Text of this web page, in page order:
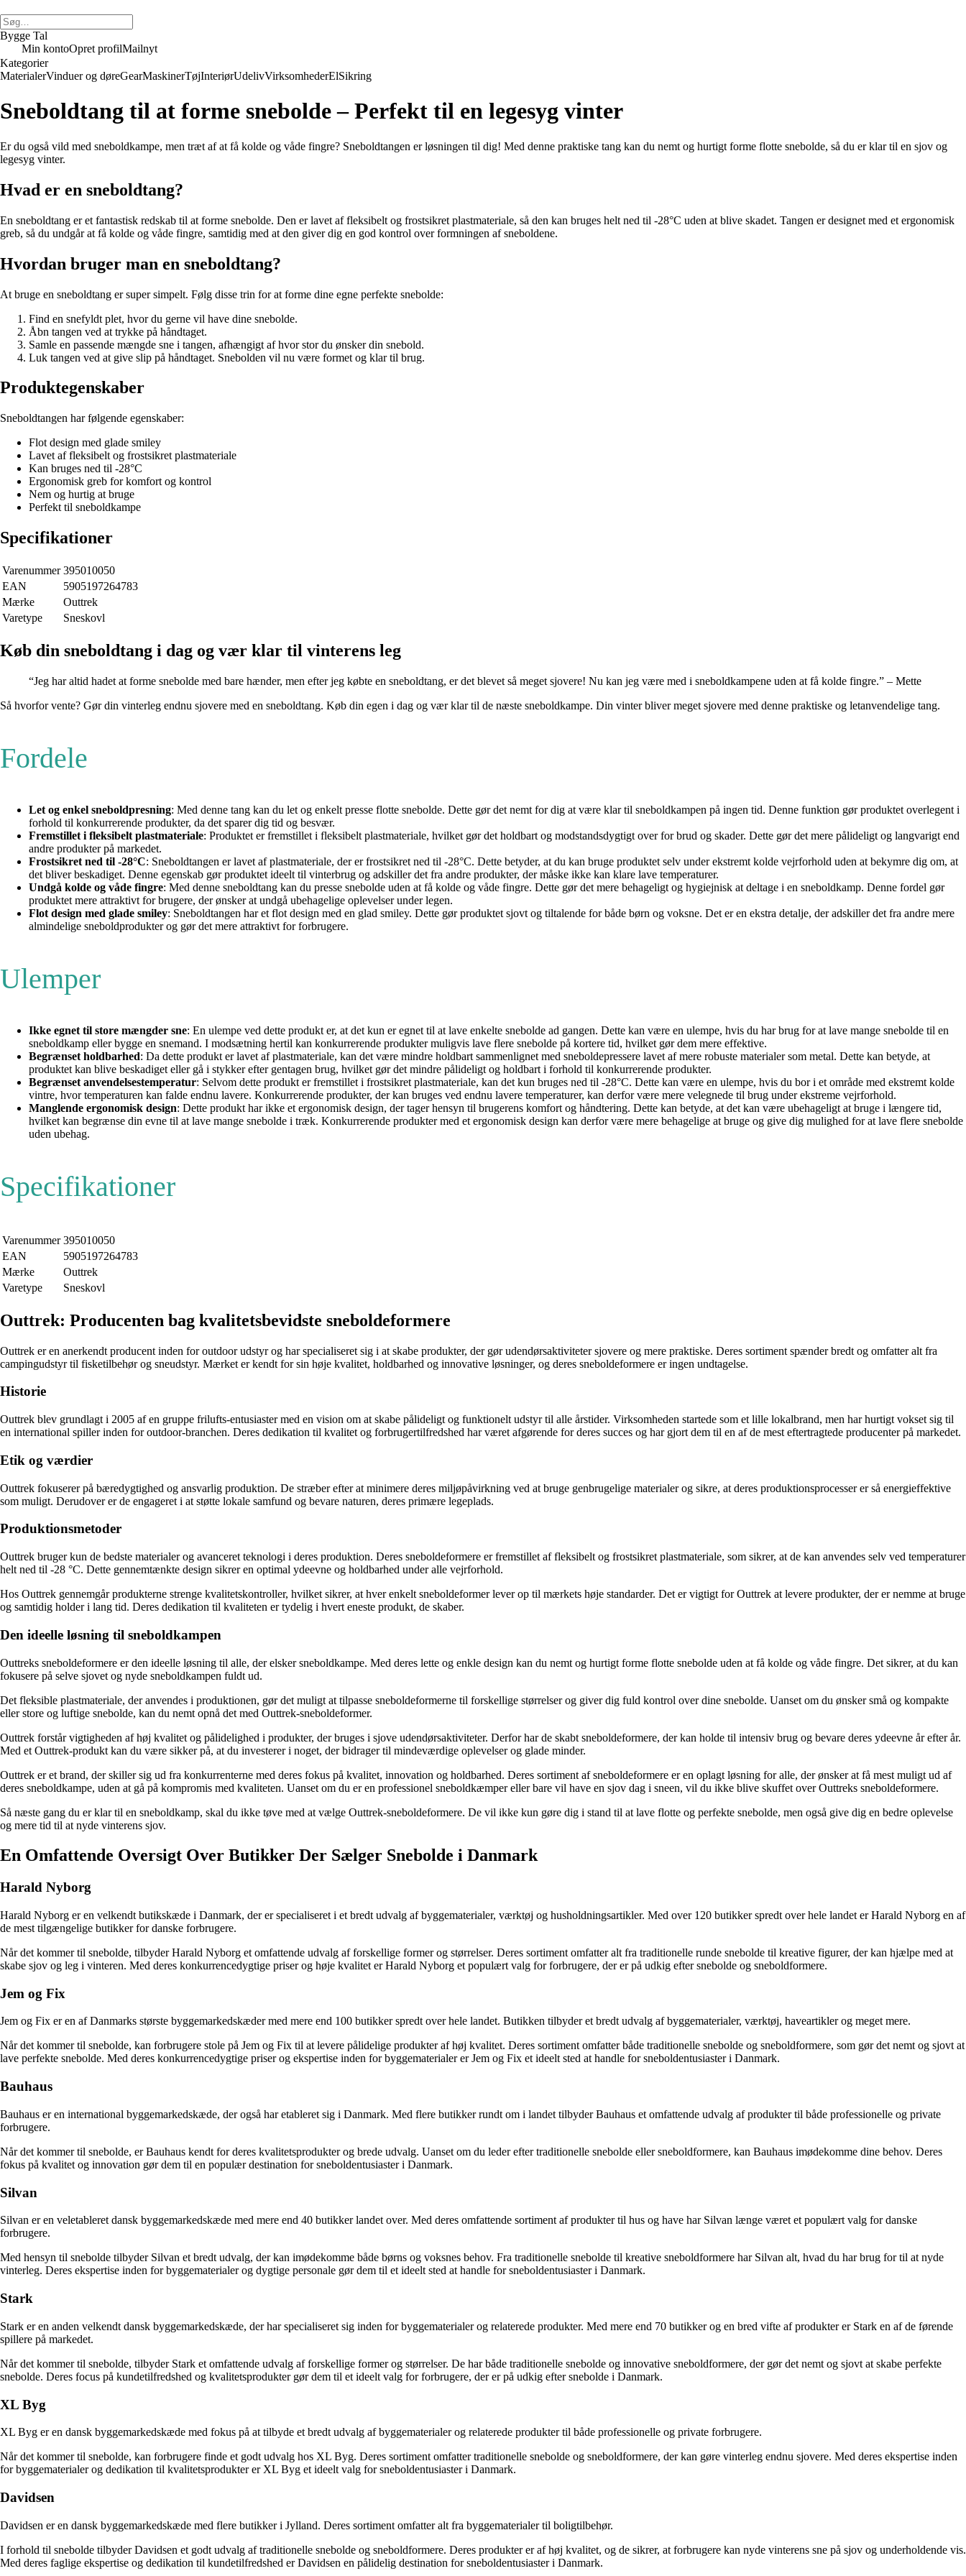
Bygge Tal
Min kontoOpret profilMailnyt
Kategorier
MaterialerVinduer og døreGearMaskinerTøjInteriørUdelivVirksomhederElSikring
Sneboldtang til at forme snebolde – Perfekt til en legesyg vinter
Er du også vild med sneboldkampe, men træt af at få kolde og våde fingre? Sneboldtangen er løsningen til dig! Med denne praktiske tang kan du nemt og hurtigt forme flotte snebolde, så du er klar til en sjov og
legesyg vinter.
Hvad er en sneboldtang?
En sneboldtang er et fantastisk redskab til at forme snebolde. Den er lavet af fleksibelt og frostsikret plastmateriale, så den kan bruges helt ned til -28°C uden at blive skadet. Tangen er designet med et ergonomisk
greb, så du undgår at få kolde og våde fingre, samtidig med at den giver dig en god kontrol over formningen af sneboldene.
Hvordan bruger man en sneboldtang?
At bruge en sneboldtang er super simpelt. Følg disse trin for at forme dine egne perfekte snebolde:
Find en snefyldt plet, hvor du gerne vil have dine snebolde.
Åbn tangen ved at trykke på håndtaget.
Samle en passende mængde sne i tangen, afhængigt af hvor stor du ønsker din snebold.
Luk tangen ved at give slip på håndtaget. Snebolden vil nu være formet og klar til brug.
Produktegenskaber
Sneboldtangen har følgende egenskaber:
Flot design med glade smiley
Lavet af fleksibelt og frostsikret plastmateriale
Kan bruges ned til -28°C
Ergonomisk greb for komfort og kontrol
Nem og hurtig at bruge
Perfekt til sneboldkampe
Specifikationer
Varenummer 395010050
EAN
5905197264783
Mærke
Outtrek
Varetype
Sneskovl
Køb din sneboldtang i dag og vær klar til vinterens leg
“Jeg har altid hadet at forme snebolde med bare hænder, men efter jeg købte en sneboldtang, er det blevet så meget sjovere! Nu kan jeg være med i sneboldkampene uden at få kolde fingre.” – Mette
Så hvorfor vente? Gør din vinterleg endnu sjovere med en sneboldtang. Køb din egen i dag og vær klar til de næste sneboldkampe. Din vinter bliver meget sjovere med denne praktiske og letanvendelige tang.
Fordele
Let og enkel sneboldpresning: Med denne tang kan du let og enkelt presse flotte snebolde. Dette gør det nemt for dig at være klar til sneboldkampen på ingen tid. Denne funktion gør produktet overlegent i
forhold til konkurrerende produkter, da det sparer dig tid og besvær.
Fremstillet i fleksibelt plastmateriale: Produktet er fremstillet i fleksibelt plastmateriale, hvilket gør det holdbart og modstandsdygtigt over for brud og skader. Dette gør det mere pålideligt og langvarigt end
andre produkter på markedet.
Frostsikret ned til -28°C: Sneboldtangen er lavet af plastmateriale, der er frostsikret ned til -28°C. Dette betyder, at du kan bruge produktet selv under ekstremt kolde vejrforhold uden at bekymre dig om, at
det bliver beskadiget. Denne egenskab gør produktet ideelt til vinterbrug og adskiller det fra andre produkter, der måske ikke kan klare lave temperaturer.
Undgå kolde og våde fingre: Med denne sneboldtang kan du presse snebolde uden at få kolde og våde fingre. Dette gør det mere behageligt og hygiejnisk at deltage i en sneboldkamp. Denne fordel gør
produktet mere attraktivt for brugere, der ønsker at undgå ubehagelige oplevelser under legen.
Flot design med glade smiley: Sneboldtangen har et flot design med en glad smiley. Dette gør produktet sjovt og tiltalende for både børn og voksne. Det er en ekstra detalje, der adskiller det fra andre mere
almindelige sneboldprodukter og gør det mere attraktivt for forbrugere.
Ulemper
Ikke egnet til store mængder sne: En ulempe ved dette produkt er, at det kun er egnet til at lave enkelte snebolde ad gangen. Dette kan være en ulempe, hvis du har brug for at lave mange snebolde til en
sneboldkamp eller bygge en snemand. I modsætning hertil kan konkurrerende produkter muligvis lave flere snebolde på kortere tid, hvilket gør dem mere effektive.
Begrænset holdbarhed: Da dette produkt er lavet af plastmateriale, kan det være mindre holdbart sammenlignet med sneboldepressere lavet af mere robuste materialer som metal. Dette kan betyde, at
produktet kan blive beskadiget eller gå i stykker efter gentagen brug, hvilket gør det mindre pålideligt og holdbart i forhold til konkurrerende produkter.
Begrænset anvendelsestemperatur: Selvom dette produkt er fremstillet i frostsikret plastmateriale, kan det kun bruges ned til -28°C. Dette kan være en ulempe, hvis du bor i et område med ekstremt kolde
vintre, hvor temperaturen kan falde endnu lavere. Konkurrerende produkter, der kan bruges ved endnu lavere temperaturer, kan derfor være mere velegnede til brug under ekstreme vejrforhold.
Manglende ergonomisk design: Dette produkt har ikke et ergonomisk design, der tager hensyn til brugerens komfort og håndtering. Dette kan betyde, at det kan være ubehageligt at bruge i længere tid,
hvilket kan begrænse din evne til at lave mange snebolde i træk. Konkurrerende produkter med et ergonomisk design kan derfor være mere behagelige at bruge og give dig mulighed for at lave flere snebolde
uden ubehag.
Specifikationer
Varenummer 395010050
EAN
5905197264783
Mærke
Outtrek
Varetype
Sneskovl
Outtrek: Producenten bag kvalitetsbevidste sneboldeformere
Outtrek er en anerkendt producent inden for outdoor udstyr og har specialiseret sig i at skabe produkter, der gør udendørsaktiviteter sjovere og mere praktiske. Deres sortiment spænder bredt og omfatter alt fra
campingudstyr til fisketilbehør og sneudstyr. Mærket er kendt for sin høje kvalitet, holdbarhed og innovative løsninger, og deres sneboldeformere er ingen undtagelse.
Historie
Outtrek blev grundlagt i 2005 af en gruppe frilufts-entusiaster med en vision om at skabe pålideligt og funktionelt udstyr til alle årstider. Virksomheden startede som et lille lokalbrand, men har hurtigt vokset sig til
en international spiller inden for outdoor-branchen. Deres dedikation til kvalitet og forbrugertilfredshed har været afgørende for deres succes og har gjort dem til en af de mest eftertragtede producenter på markedet.
Etik og værdier
Outtrek fokuserer på bæredygtighed og ansvarlig produktion. De stræber efter at minimere deres miljøpåvirkning ved at bruge genbrugelige materialer og sikre, at deres produktionsprocesser er så energieffektive
som muligt. Derudover er de engageret i at støtte lokale samfund og bevare naturen, deres primære legeplads.
Produktionsmetoder
Outtrek bruger kun de bedste materialer og avanceret teknologi i deres produktion. Deres sneboldeformere er fremstillet af fleksibelt og frostsikret plastmateriale, som sikrer, at de kan anvendes selv ved temperaturer
helt ned til -28 °C. Dette gennemtænkte design sikrer en optimal ydeevne og holdbarhed under alle vejrforhold.
Hos Outtrek gennemgår produkterne strenge kvalitetskontroller, hvilket sikrer, at hver enkelt sneboldeformer lever op til mærkets høje standarder. Det er vigtigt for Outtrek at levere produkter, der er nemme at bruge
og samtidig holder i lang tid. Deres dedikation til kvaliteten er tydelig i hvert eneste produkt, de skaber.
Den ideelle løsning til sneboldkampen
Outtreks sneboldeformere er den ideelle løsning til alle, der elsker sneboldkampe. Med deres lette og enkle design kan du nemt og hurtigt forme flotte snebolde uden at få kolde og våde fingre. Det sikrer, at du kan
fokusere på selve sjovet og nyde sneboldkampen fuldt ud.
Det fleksible plastmateriale, der anvendes i produktionen, gør det muligt at tilpasse sneboldeformerne til forskellige størrelser og giver dig fuld kontrol over dine snebolde. Uanset om du ønsker små og kompakte
eller store og luftige snebolde, kan du nemt opnå det med Outtrek-sneboldeformer.
Outtrek forstår vigtigheden af høj kvalitet og pålidelighed i produkter, der bruges i sjove udendørsaktiviteter. Derfor har de skabt sneboldeformere, der kan holde til intensiv brug og bevare deres ydeevne år efter år.
Med et Outtrek-produkt kan du være sikker på, at du investerer i noget, der bidrager til mindeværdige oplevelser og glade minder.
Outtrek er et brand, der skiller sig ud fra konkurrenterne med deres fokus på kvalitet, innovation og holdbarhed. Deres sortiment af sneboldeformere er en oplagt løsning for alle, der ønsker at få mest muligt ud af
deres sneboldkampe, uden at gå på kompromis med kvaliteten. Uanset om du er en professionel sneboldkæmper eller bare vil have en sjov dag i sneen, vil du ikke blive skuffet over Outtreks sneboldeformere.
Så næste gang du er klar til en sneboldkamp, skal du ikke tøve med at vælge Outtrek-sneboldeformere. De vil ikke kun gøre dig i stand til at lave flotte og perfekte snebolde, men også give dig en bedre oplevelse
og mere tid til at nyde vinterens sjov.
En Omfattende Oversigt Over Butikker Der Sælger Snebolde i Danmark
Harald Nyborg
Harald Nyborg er en velkendt butikskæde i Danmark, der er specialiseret i et bredt udvalg af byggematerialer, værktøj og husholdningsartikler. Med over 120 butikker spredt over hele landet er Harald Nyborg en af
de mest tilgængelige butikker for danske forbrugere.
Når det kommer til snebolde, tilbyder Harald Nyborg et omfattende udvalg af forskellige former og størrelser. Deres sortiment omfatter alt fra traditionelle runde snebolde til kreative figurer, der kan hjælpe med at
skabe sjov og leg i vinteren. Med deres konkurrencedygtige priser og høje kvalitet er Harald Nyborg et populært valg for forbrugere, der er på udkig efter snebolde og sneboldformere.
Jem og Fix
Jem og Fix er en af Danmarks største byggemarkedskæder med mere end 100 butikker spredt over hele landet. Butikken tilbyder et bredt udvalg af byggematerialer, værktøj, haveartikler og meget mere.
Når det kommer til snebolde, kan forbrugere stole på Jem og Fix til at levere pålidelige produkter af høj kvalitet. Deres sortiment omfatter både traditionelle snebolde og sneboldformere, som gør det nemt og sjovt at
lave perfekte snebolde. Med deres konkurrencedygtige priser og ekspertise inden for byggematerialer er Jem og Fix et ideelt sted at handle for sneboldentusiaster i Danmark.
Bauhaus
Bauhaus er en international byggemarkedskæde, der også har etableret sig i Danmark. Med flere butikker rundt om i landet tilbyder Bauhaus et omfattende udvalg af produkter til både professionelle og private
forbrugere.
Når det kommer til snebolde, er Bauhaus kendt for deres kvalitetsprodukter og brede udvalg. Uanset om du leder efter traditionelle snebolde eller sneboldformere, kan Bauhaus imødekomme dine behov. Deres
fokus på kvalitet og innovation gør dem til en populær destination for sneboldentusiaster i Danmark.
Silvan
Silvan er en veletableret dansk byggemarkedskæde med mere end 40 butikker landet over. Med deres omfattende sortiment af produkter til hus og have har Silvan længe været et populært valg for danske
forbrugere.
Med hensyn til snebolde tilbyder Silvan et bredt udvalg, der kan imødekomme både børns og voksnes behov. Fra traditionelle snebolde til kreative sneboldformere har Silvan alt, hvad du har brug for til at nyde
vinterleg. Deres ekspertise inden for byggematerialer og dygtige personale gør dem til et ideelt sted at handle for sneboldentusiaster i Danmark.
Stark
Stark er en anden velkendt dansk byggemarkedskæde, der har specialiseret sig inden for byggematerialer og relaterede produkter. Med mere end 70 butikker og en bred vifte af produkter er Stark en af de førende
spillere på markedet.
Når det kommer til snebolde, tilbyder Stark et omfattende udvalg af forskellige former og størrelser. De har både traditionelle snebolde og innovative sneboldformere, der gør det nemt og sjovt at skabe perfekte
snebolde. Deres focus på kundetilfredshed og kvalitetsprodukter gør dem til et ideelt valg for forbrugere, der er på udkig efter snebolde i Danmark.
XL Byg
XL Byg er en dansk byggemarkedskæde med fokus på at tilbyde et bredt udvalg af byggematerialer og relaterede produkter til både professionelle og private forbrugere.
Når det kommer til snebolde, kan forbrugere finde et godt udvalg hos XL Byg. Deres sortiment omfatter traditionelle snebolde og sneboldformere, der kan gøre vinterleg endnu sjovere. Med deres ekspertise inden
for byggematerialer og dedikation til kvalitetsprodukter er XL Byg et ideelt valg for sneboldentusiaster i Danmark.
Davidsen
Davidsen er en dansk byggemarkedskæde med flere butikker i Jylland. Deres sortiment omfatter alt fra byggematerialer til boligtilbehør.
I forhold til snebolde tilbyder Davidsen et godt udvalg af traditionelle snebolde og sneboldformere. Deres produkter er af høj kvalitet, og de sikrer, at forbrugere kan nyde vinterens sne på sjov og underholdende vis.
Med deres faglige ekspertise og dedikation til kundetilfredshed er Davidsen en pålidelig destination for sneboldentusiaster i Danmark.